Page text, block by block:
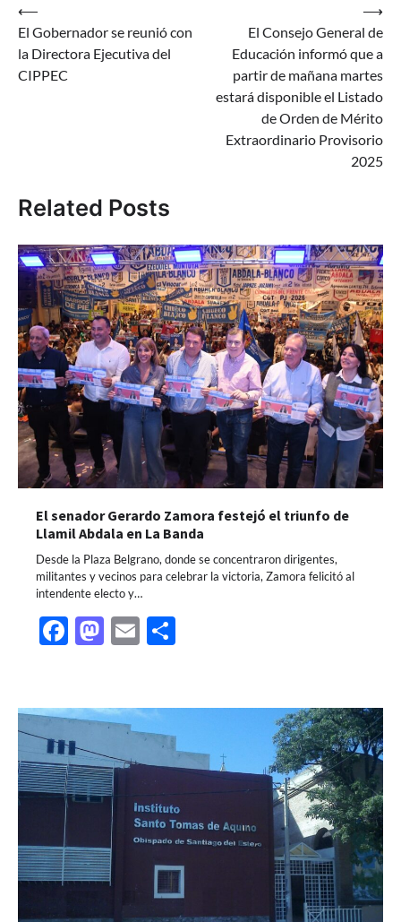
Navegación
de
entradas
⟵
El Gobernador se reunió con
la Directora Ejecutiva del
CIPPEC
El Consejo General de
Educación informó que a
partir de mañana martes
estará disponible el Listado
de Orden de Mérito
Extraordinario Provisorio
2025
⟶
Related Posts
El senador Gerardo Zamora festejó el triunfo de
Llamil Abdala en La Banda
Desde la Plaza Belgrano, donde se concentraron dirigentes,
militantes y vecinos para celebrar la victoria, Zamora felicitó al
intendente electo y…
Facebook
Mastodon
Email